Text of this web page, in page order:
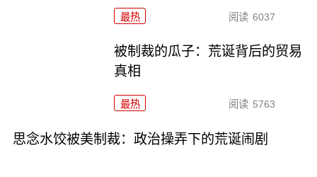
最热 阅读 6037
被制裁的瓜子：荒诞背后的贸易
真相
最热 阅读 5763
思念水饺被美制裁：政治操弄下的荒诞闹剧